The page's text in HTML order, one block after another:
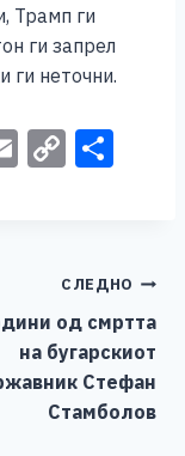
Трамп ги
ги запрел
ги неточни.
E C
Li
n
k
СЛЕДНО
од смртта
на бугарскиот
Стефан
Стамболов